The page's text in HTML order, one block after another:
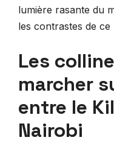
lumière rasante du
les contrastes de ce
Les
marcher
entre le
Nairobi